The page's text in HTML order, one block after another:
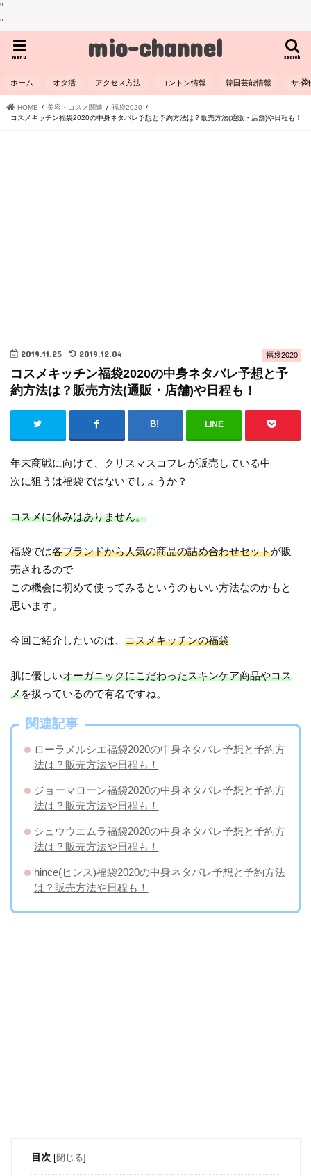
"
"
mio-channel search
menu
ホーム オタ活 アクセス方法 ヨントン情報 韓国芸能情報 サイ
HOME 美容・コスメ関連
福袋2020
コスメキッチン福袋2020の中身ネタバレ予想と予約方法は？販売方法(通販・店舗)や日程も！
福袋2020
2019.11.25 2019.12.04
コスメキッチン福袋2020の中身ネタバレ予想と予
約方法は？販売方法(通販・店舗)や日程も！
LINE
年末商戦に向けて、クリスマスコフレが販売している中
次に狙うは福袋ではないでしょうか？
コスメに休みはありません。
福袋では各ブランドから人気の商品の詰め合わせセットが販
売されるので
この機会に初めて使ってみるというのもいい方法なのかもと
思います。
今回ご紹介したいのは、コスメキッチンの福袋
肌に優しいオーガニックにこだわったスキンケア商品やコス
メを扱っているので有名ですね。
関連記事
ローラメルシエ福袋2020の中身ネタバレ予想と予約方
法は？販売方法や日程も！
ジョーマローン福袋2020の中身ネタバレ予想と予約方
法は？販売方法や日程も！
シュウウエムラ福袋2020の中身ネタバレ予想と予約方
法は？販売方法や日程も！
hince(ヒンス)福袋2020の中身ネタバレ予想と予約方法
は？販売方法や日程も！
目次 [閉じる]